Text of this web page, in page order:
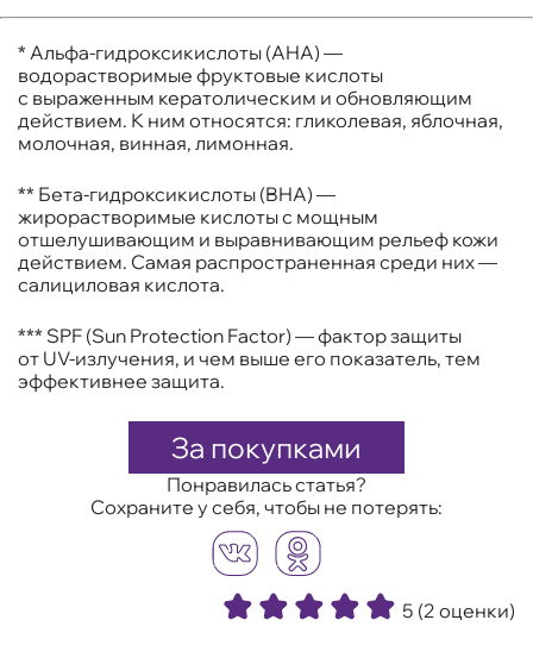
* Альфа-гидроксикислоты (AHA) —
водорастворимые фруктовые кислоты
с выраженным кератолическим и обновляющим
действием. К ним относятся: гликолевая, яблочная,
молочная, винная, лимонная.
** Бета-гидроксикислоты (BHA) —
жирорастворимые кислоты с мощным
отшелушивающим и выравнивающим рельеф кожи
действием. Самая распространенная среди них —
салициловая кислота.
*** SPF (Sun Protection Factor) — фактор защиты
от UV-излучения, и чем выше его показатель, тем
эффективнее защита.
За покупками
Понравилась статья?
Сохраните у себя, чтобы не потерять:
5 (2 оценки)